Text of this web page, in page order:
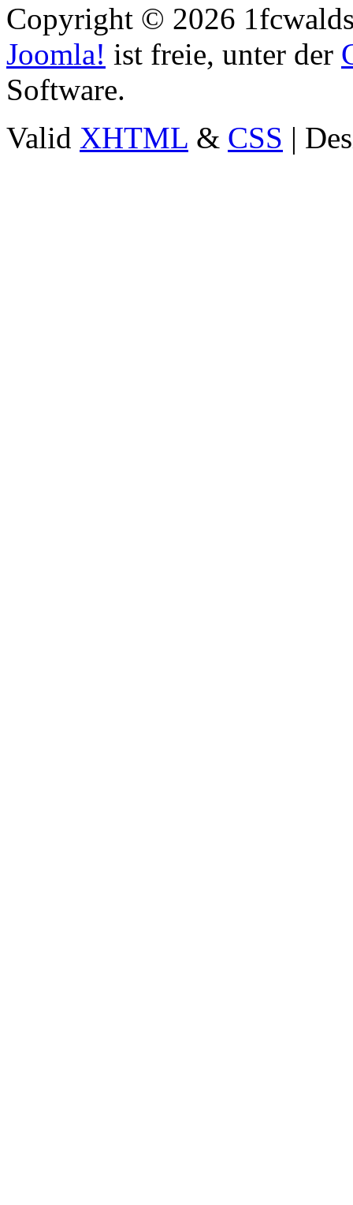
Copyright © 2026
Joomla! ist freie, unter der
Software.
Valid XHTML & CSS |